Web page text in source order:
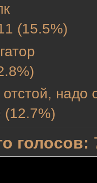
(15.5%)
надо
(12.7%)
голосов: